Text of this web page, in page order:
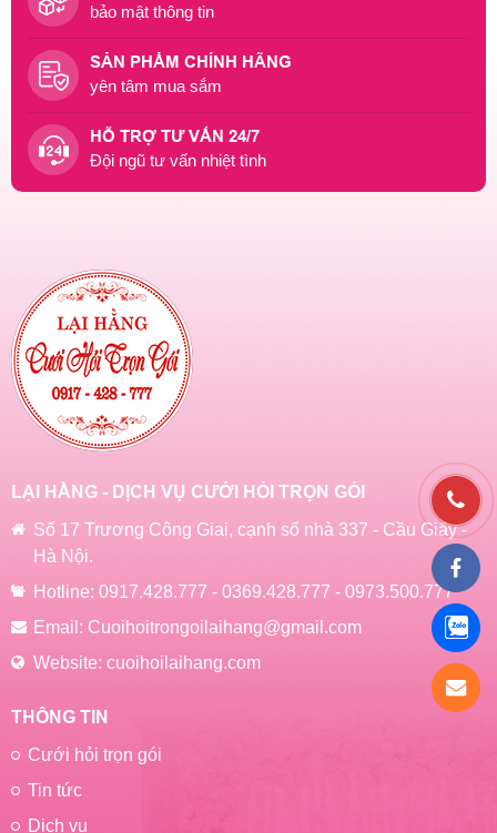
bảo mật thông tin
SẢN PHẨM CHÍNH HÃNG
yên tâm mua sắm
HỖ TRỢ TƯ VẤN 24/7
Đội ngũ tư vấn nhiệt tình
LẠI HẰNG - DỊCH VỤ CƯỚI HỎI TRỌN GÓI
Số 17 Trương Công Giai, cạnh số nhà 337 - Cầu Giấy -
Hà Nội.
Hotline: 0917.428.777 - 0369.428.777 - 0973.500.777
Email: Cuoihoitrongoilaihang@gmail.com
Website: cuoihoilaihang.com
THÔNG TIN
Cưới hỏi trọn gói
Tin tức
Dịch vụ